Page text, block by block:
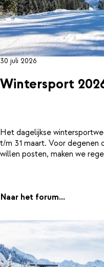
30 juli 2026
Wintersport
Het dagelijkse
t/m 31 maart. Voor degenen
willen posten, maken we
Naar het forum...